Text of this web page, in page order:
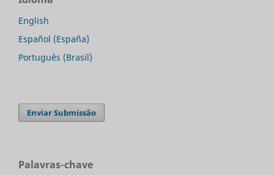
English
Español (España)
Português (Brasil)
Enviar Submissão
Palavras-chave